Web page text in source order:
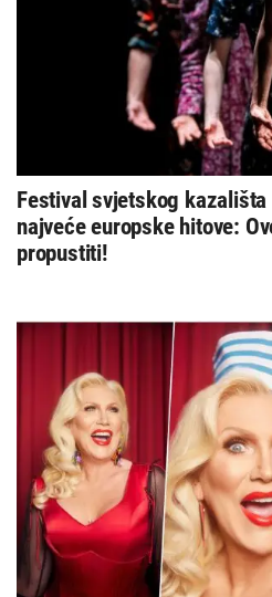
Festival svjetskog kazališta
najveće europske hitove:
propustiti!